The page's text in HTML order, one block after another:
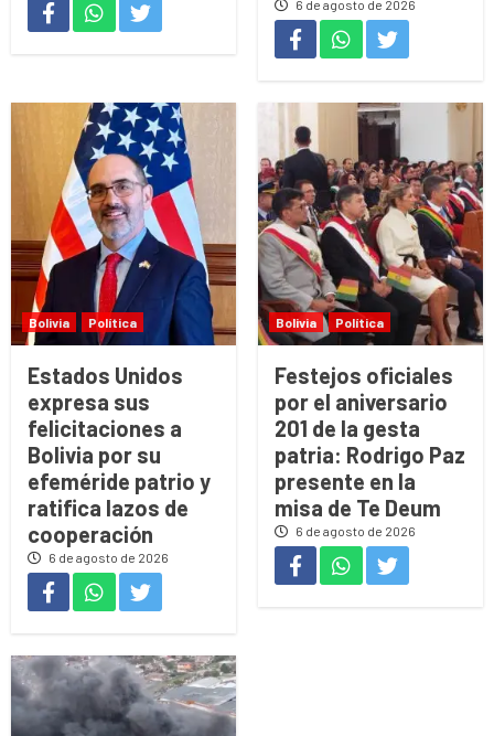
6 de agosto de 2026
Bolivia Política
Estados Unidos
expresa sus
felicitaciones a
Bolivia por su
efeméride patrio y
ratifica lazos de
cooperación
6 de agosto de 2026
Bolivia Política
Festejos oficiales
por el aniversario
201 de la gesta
patria: Rodrigo Paz
presente en la
misa de Te Deum
6 de agosto de 2026